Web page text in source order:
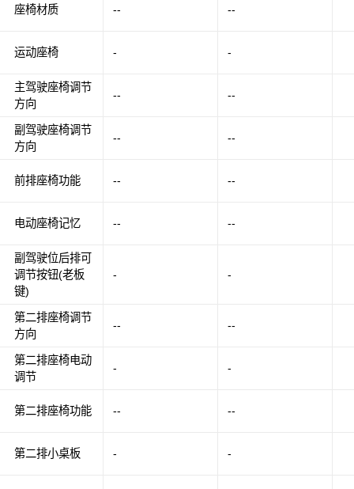
座椅材质
运动座椅
主驾驶座椅调节
方向
副驾驶座椅调节
方向
前排座椅功能
电动座椅记忆
副驾驶位后排可
调节按钮(老板
键)
第二排座椅调节
方向
第二排座椅电动
调节
第二排座椅功能
第二排小桌板
-- --
- -
-- --
-- --
-- --
-- --
- -
-- --
- -
-- --
- -